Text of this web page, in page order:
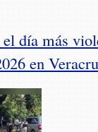
día más
en